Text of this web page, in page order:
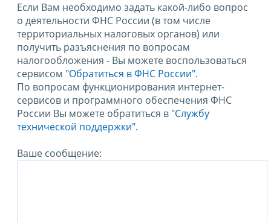
Если Вам необходимо задать какой-либо вопрос
о деятельности ФНС России (в том числе
территориальных налоговых органов) или
получить разъяснения по вопросам
налогообложения - Вы можете воспользоваться
сервисом "Обратиться в ФНС России".
По вопросам функционирования интернет-
сервисов и программного обеспечения ФНС
России Вы можете обратиться в "Службу
технической поддержки".
Ваше сообщение: